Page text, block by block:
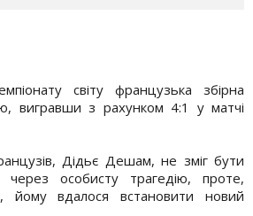
світу французька збірна
вигравши з рахунком 4:1 у матчі
Дідьє Дешам, не зміг бути
через особисту трагедію, проте,
вдалося встановити новий